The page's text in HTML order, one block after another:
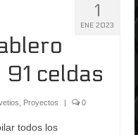
1
ENE 2023
celdas
, Proyectos 0
todos los